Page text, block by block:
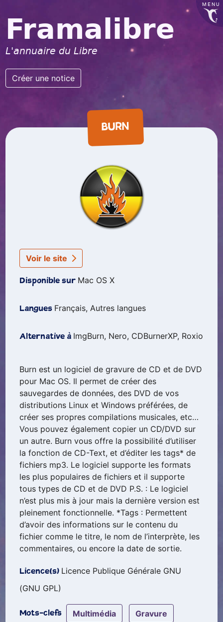
MENU
Framalibre
L'annuaire du Libre
Créer une notice
BURN
Voir le site
Disponible sur Mac OS X
Langues Français, Autres langues
Alternative à ImgBurn, Nero, CDBurnerXP, Roxio
Burn est un logiciel de gravure de CD et de DVD
pour Mac OS. Il permet de créer des
sauvegardes de données, des DVD de vos
distributions Linux et Windows préférées, de
créer ses propres compilations musicales, etc…
Vous pouvez également copier un CD/DVD sur
un autre. Burn vous offre la possibilité d’utiliser
la fonction de CD-Text, et d’éditer les tags* de
fichiers mp3. Le logiciel supporte les formats
les plus populaires de fichiers et il supporte
tous types de CD et de DVD P.S. : Le logiciel
n’est plus mis à jour mais la dernière version est
pleinement fonctionnelle. *Tags : Permettent
d’avoir des informations sur le contenu du
fichier comme le titre, le nom de l’interprète, les
commentaires, ou encore la date de sortie.
Licence(s) Licence Publique Générale GNU
(GNU GPL)
Mots-clefs multimédia gravure